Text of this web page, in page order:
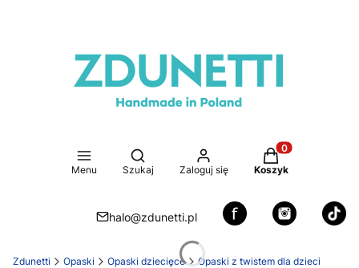
Menu
Otwórz wyszukiwarkę
Szukaj Zaloguj się
Produkty w
Koszyk
halo@zdunetti.pl
Zdunetti Opaski Opaski dziecięce Opaski z twistem dla dzieci